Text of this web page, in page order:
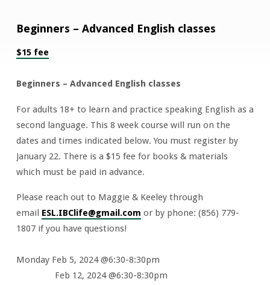
Classes
Beginners – Advanced English classes
$15 fee
Beginners – Advanced English classes
For adults 18+ to learn and practice speaking English as a
second language. This 8 week course will run on the
dates and times indicated below. You must register by
January 22. There is a $15 fee for books & materials
which must be paid in advance.
Please reach out to Maggie & Keeley through
email ESL.IBClife@gmail.com or by phone: (856) 779-
1807 if you have questions!
Monday Feb 5, 2024 @6:30-8:30pm
Feb 12, 2024 @6:30-8:30pm